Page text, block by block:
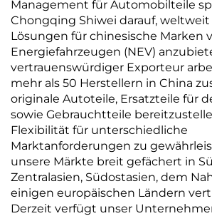
Management für Automobilteile
Chongqing Shiwei darauf,
Lösungen für chinesische Marken
Energiefahrzeugen (NEV)
vertrauenswürdiger Exporteur
mehr als 50 Herstellern in China
originale Autoteile, Ersatzteile für
sowie Gebrauchtteile
Flexibilität für unterschiedliche
Marktanforderungen zu
unsere Märkte breit gefächert in
Zentralasien, Südostasien, dem
einigen europäischen Ländern
Derzeit verfügt unser